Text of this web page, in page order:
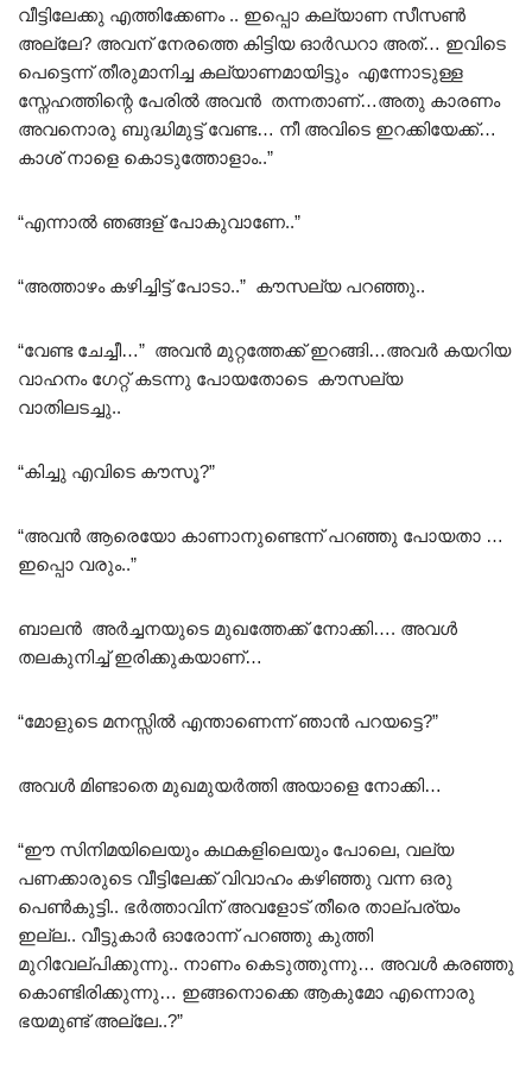
വീട്ടിലേക്കു എത്തിക്കേണം .. ഇപ്പൊ കല്യാണ സീസൺ
അല്ലേ? അവന് നേരത്തെ കിട്ടിയ ഓർഡറാ അത്… ഇവിടെ
പെട്ടെന്ന് തീരുമാനിച്ച കല്യാണമായിട്ടും എന്നോടുള്ള
സ്നേഹത്തിന്റെ പേരിൽ അവൻ തന്നതാണ്…അതു കാരണം
അവനൊരു ബുദ്ധിമുട്ട് വേണ്ട… നീ അവിടെ ഇറക്കിയേക്ക്…
കാശ് നാളെ കൊടുത്തോളാം..”
“എന്നാൽ ഞങ്ങള് പോകുവാണേ..”
“അത്താഴം കഴിച്ചിട്ട് പോടാ..” കൗസല്യ പറഞ്ഞു..
“വേണ്ട ചേച്ചീ…” അവൻ മുറ്റത്തേക്ക് ഇറങ്ങി…അവർ കയറിയ
വാഹനം ഗേറ്റ് കടന്നു പോയതോടെ കൗസല്യ
വാതിലടച്ചു..
“കിച്ചു എവിടെ കൗസൂ?”
“അവൻ ആരെയോ കാണാനുണ്ടെന്ന് പറഞ്ഞു പോയതാ …
ഇപ്പൊ വരും..”
ബാലൻ അർച്ചനയുടെ മുഖത്തേക്ക് നോക്കി…. അവൾ
തലകുനിച്ച് ഇരിക്കുകയാണ്…
“മോളുടെ മനസ്സിൽ എന്താണെന്ന് ഞാൻ പറയട്ടെ?”
അവൾ മിണ്ടാതെ മുഖമുയർത്തി അയാളെ നോക്കി…
“ഈ സിനിമയിലെയും കഥകളിലെയും പോലെ, വല്യ
പണക്കാരുടെ വീട്ടിലേക്ക് വിവാഹം കഴിഞ്ഞു വന്ന ഒരു
പെൺകുട്ടി.. ഭർത്താവിന് അവളോട് തീരെ താല്പര്യം
ഇല്ല.. വീട്ടുകാർ ഓരോന്ന് പറഞ്ഞു കുത്തി
മുറിവേല്പിക്കുന്നു.. നാണം കെടുത്തുന്നു… അവൾ കരഞ്ഞു
കൊണ്ടിരിക്കുന്നു… ഇങ്ങനൊക്കെ ആകുമോ എന്നൊരു
ഭയമുണ്ട് അല്ലേ..?”